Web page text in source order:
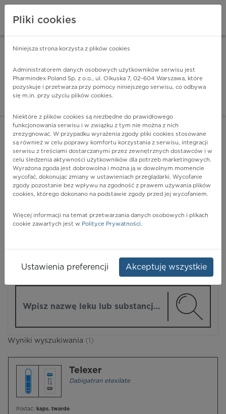
Pharmindex - lider
ZALOGUJ SIĘ
POKAŻ FILTRY
Pharmindex
Wyniki wyszukiwania (1)
Telexer
Dabigatran etexilate
Postać: kaps. twarde
Pliki cookies
Niniejsza strona korzysta z plików cookies
Administratorem danych osobowych użytkowników serwisu jest
Pharmindex Poland Sp. z o.o., ul. Olkuska 7, 02-604 Warszawa, które
pozyskuje i przetwarza przy pomocy niniejszego serwisu, co odbywa
się m.in. przy użyciu plików cookies.
Niektóre z plików cookies są niezbędne do prawidłowego
funkcjonowania serwisu i w związku z tym nie można z nich
zrezygnować. W przypadku wyrażenia zgody pliki cookies stosowane
są również w celu poprawy komfortu korzystania z serwisu, integracji
serwisu z treściami dostarczanymi przez zewnętrznych dostawców i w
celu śledzenia aktywności użytkowników dla potrzeb marketingowych.
Wyrażona zgoda jest dobrowolna i można ją w dowolnym momencie
wycofać, dokonując zmiany w ustawieniach przeglądarki. Wycofanie
zgody pozostanie bez wpływu na zgodność z prawem używania plików
cookies, którego dokonano na podstawie zgody przed jej wycofaniem.
Więcej informacji na temat przetwarzania danych osobowych i plikach
cookie zawartych jest w Polityce Prywatności.
Ustawienia preferencji Akceptuję wszystkie
ZA DARMO - w Google Play INSTALUJ